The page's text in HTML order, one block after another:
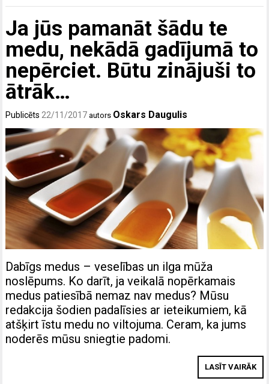
Ja jūs pamanāt šādu te
medu, nekādā gadījumā to
nepērciet. Būtu zinājuši to
ātrāk…
Publicēts22/11/2017 autors Oskars Daugulis
Dabīgs medus – veselības un ilga mūža
noslēpums. Ko darīt, ja veikalā nopērkamais
medus patiesībā nemaz nav medus? Mūsu
redakcija šodien padalīsies ar ieteikumiem, kā
atšķirt īstu medu no viltojuma. Ceram, ka jums
noderēs mūsu sniegtie padomi.
LASĪT VAIRĀK